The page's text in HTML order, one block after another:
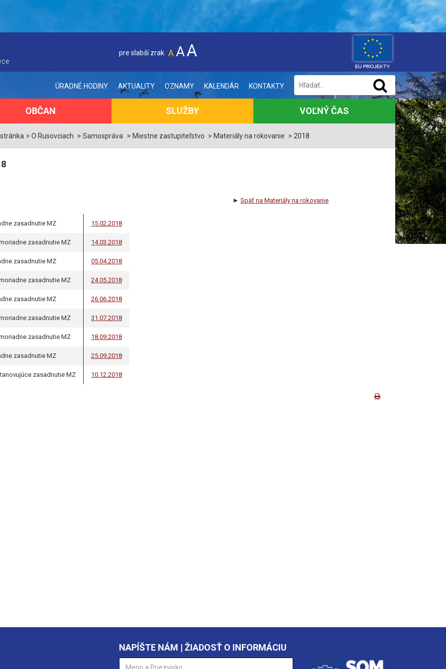
pre slabší zrak A AA
ÚRADNÉ HODINY AKTUALITY OZNAMY KALENDÁR KONTAKTY
OBČAN SLUŽBY VOĽNÝ ČAS
O Rusovciach Samospráva Miestne zastupiteľstvo Materiály na rokovanie 2018
Späť na Materiály na rokovanie
zasadnutie MZ 15.02.2018
zasadnutie MZ 14.03.2018
zasadnutie MZ 05.04.2018
zasadnutie MZ 24.05.2018
zasadnutie MZ 26.06.2018
zasadnutie MZ 31.07.2018
zasadnutie MZ 18.09.2018
zasadnutie MZ 25.09.2018
zasadnutie MZ 10.12.2018
NAPÍŠTE NÁM | ŽIADOSŤ O INFORMÁCIU